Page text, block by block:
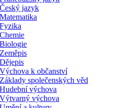
Český jazyk
Matematika
Fyzika
Chemie
Biologie
Zeměpis
Dějepis
Výchova k občanství
Základy společenských věd
Hudební výchova
Výtvarný výchova